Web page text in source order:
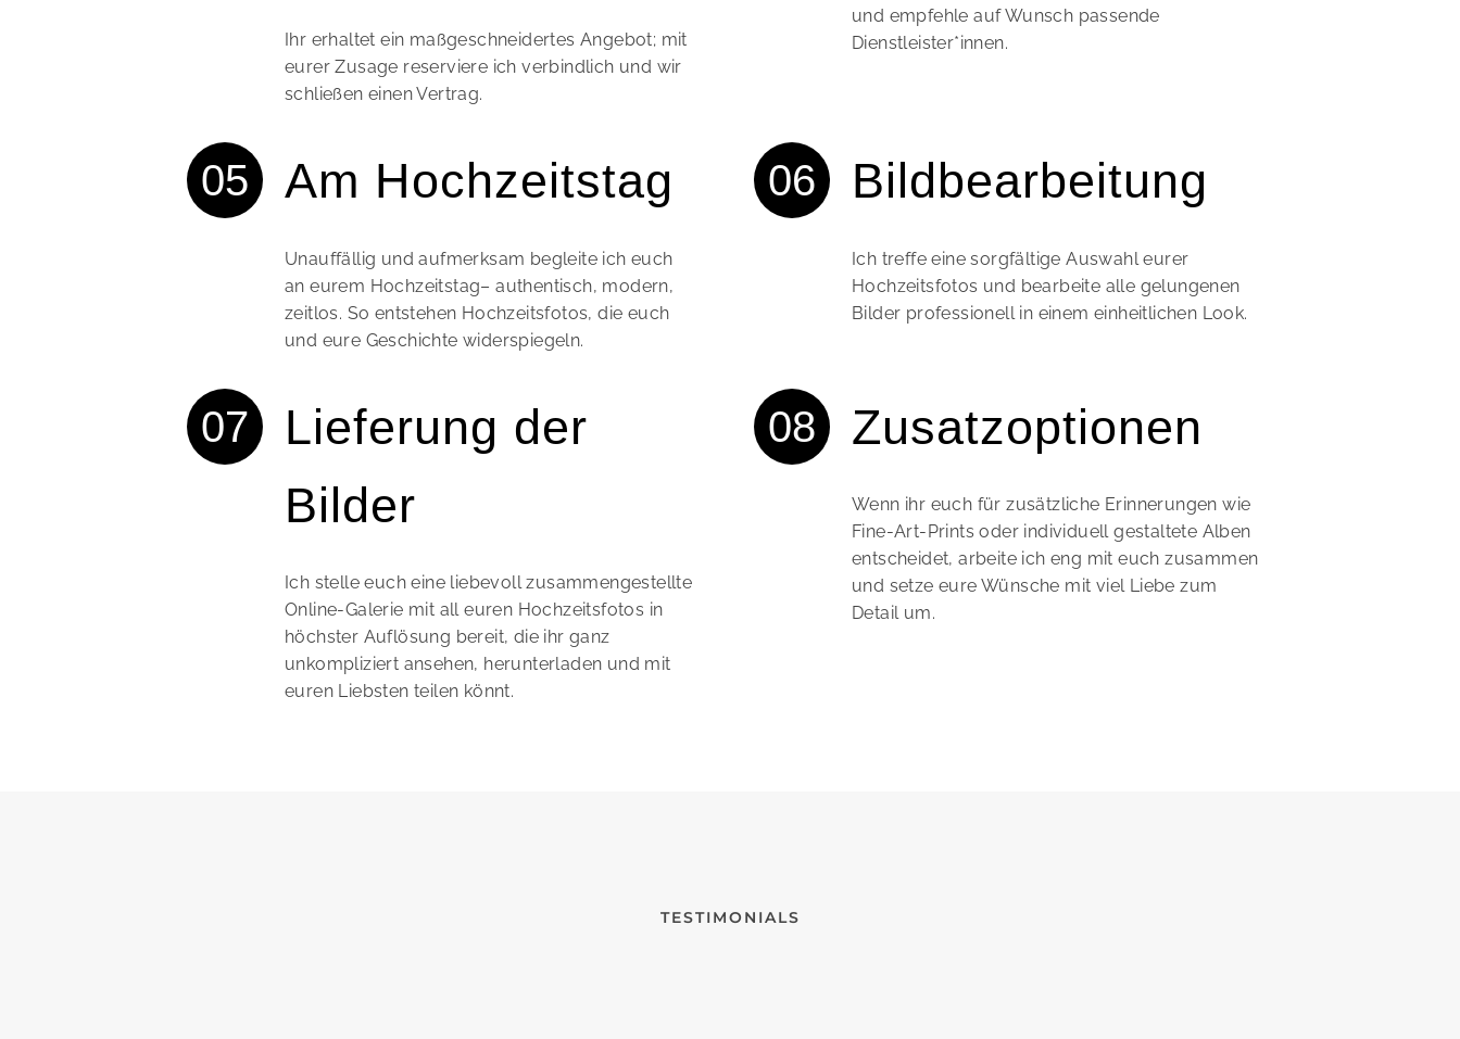
Ihr erhaltet ein maßgeschneidertes Angebot; mit
eurer Zusage reserviere ich verbindlich und wir
schließen einen Vertrag.
und empfehle auf Wunsch passende
Dienstleister*innen.
Am Hochzeitstag
Unauffällig und aufmerksam begleite ich euch
an eurem Hochzeitstag– authentisch, modern,
zeitlos. So entstehen Hochzeitsfotos, die euch
und eure Geschichte widerspiegeln.
Bildbearbeitung
Ich treffe eine sorgfältige Auswahl eurer
Hochzeitsfotos und bearbeite alle gelungenen
Bilder professionell in einem einheitlichen Look.
Lieferung der
Bilder
Ich stelle euch eine liebevoll zusammengestellte
Online-Galerie mit all euren Hochzeitsfotos in
höchster Auflösung bereit, die ihr ganz
unkompliziert ansehen, herunterladen und mit
euren Liebsten teilen könnt.
Zusatzoptionen
Wenn ihr euch für zusätzliche Erinnerungen wie
Fine-Art-Prints oder individuell gestaltete Alben
entscheidet, arbeite ich eng mit euch zusammen
und setze eure Wünsche mit viel Liebe zum
Detail um.
TESTIMONIALS